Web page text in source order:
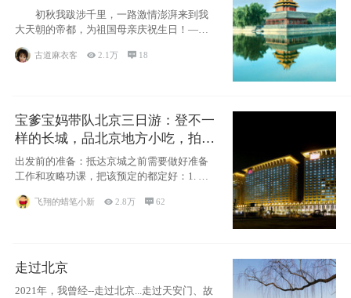
初秋我跋涉千里，一路激情澎湃来到我
大天朝的帝都，为祖国母亲庆祝生日！——
古道麻衣客 2.1万  18
宝爹宝妈带队北京三日游：登不一
样的长城，品北京地方小吃，拍盘
古七星夜景！
出发前的准备：抵达京城之前需要做好准备
工作和攻略功课，把该预定的都定好：1. 酒
飞翔的蜡笔小新 2.8万 62
走过北京
2021年，我曾经--走过北京...走过天安门、故